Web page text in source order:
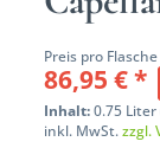
Preis pro Flasche
86,95 € *
Inhalt:0.75
inkl. MwSt.zzgl.